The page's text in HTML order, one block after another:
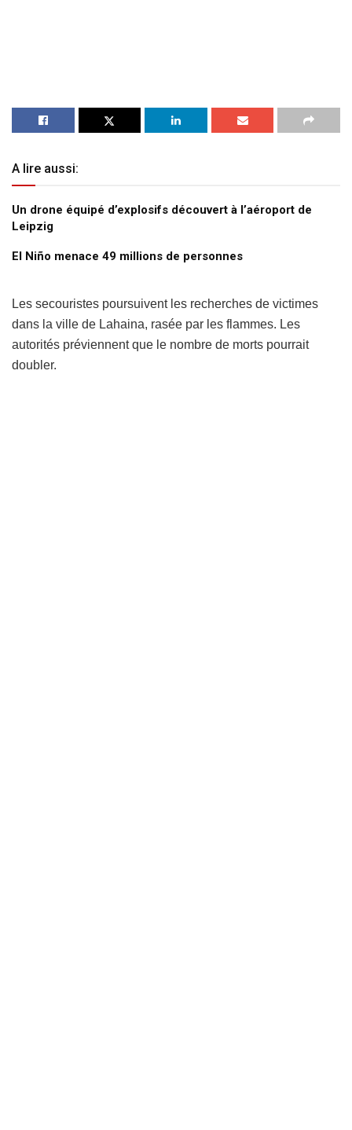
A lire aussi:
Un drone équipé d’explosifs découvert à l’aéroport de
Leipzig
El Niño menace 49 millions de personnes
Les secouristes poursuivent les recherches de victimes
dans la ville de Lahaina, rasée par les flammes. Les
autorités préviennent que le nombre de morts pourrait
doubler.